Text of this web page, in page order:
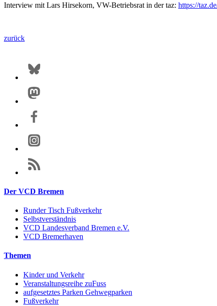
Interview mit Lars Hirsekorn, VW-Betriebsrat in der taz: https://
zurück
Der VCD Bremen
Runder Tisch Fußverkehr
Selbstverständnis
VCD Landesverband Bremen e.V.
VCD Bremerhaven
Themen
Kinder und Verkehr
Veranstaltungsreihe zuFuss
aufgesetztes Parken Gehwegparken
Fußverkehr